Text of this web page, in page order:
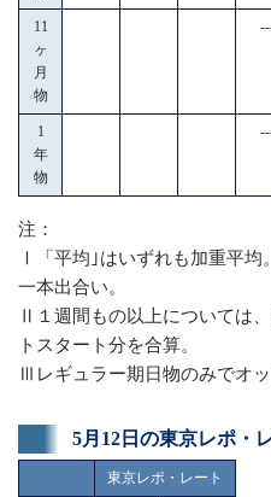
11
ヶ
月
物
1
年
物
注：
Ⅰ「平均｣はいずれも加重平均
一本出合い。
Ⅱ１週間もの以上については
トスタート分を合算。
Ⅲレギュラー期日物のみでオッ
5月12日の東京レポ・
東京レポ・レート